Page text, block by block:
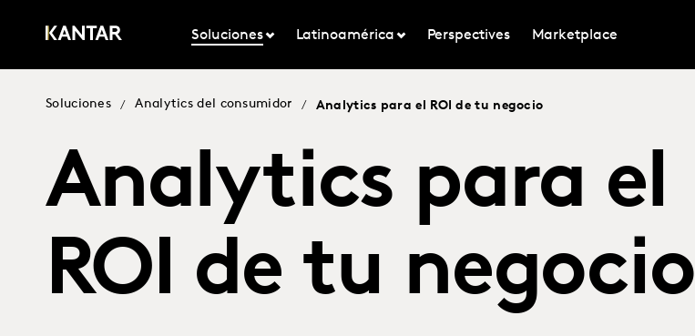
Soluciones Latinoamérica Perspectives Marketplace
Soluciones / Analytics del consumidor / Analytics para el ROI de tu negocio
Analytics para el
ROI de tu negocio